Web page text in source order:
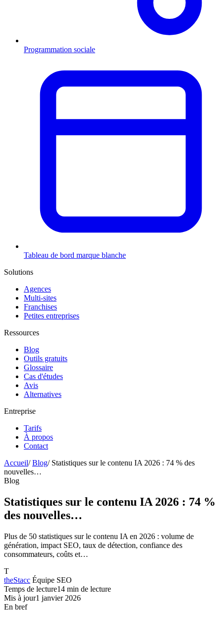
Programmation sociale
Tableau de bord marque blanche
Solutions
Agences
Multi-sites
Franchises
Petites entreprises
Ressources
Blog
Outils gratuits
Glossaire
Cas d'études
Avis
Alternatives
Entreprise
Tarifs
À propos
Contact
Accueil/ Blog/ Statistiques sur le contenu IA 2026 : 74 % des
nouvelles…
Blog
Statistiques sur le contenu IA 2026 : 74 %
des nouvelles…
Plus de 50 statistiques sur le contenu IA en 2026 : volume de
génération, impact SEO, taux de détection, confiance des
consommateurs, coûts et…
T
theStacc Équipe SEO
Temps de lecture14 min de lecture
Mis à jour1 janvier 2026
En bref